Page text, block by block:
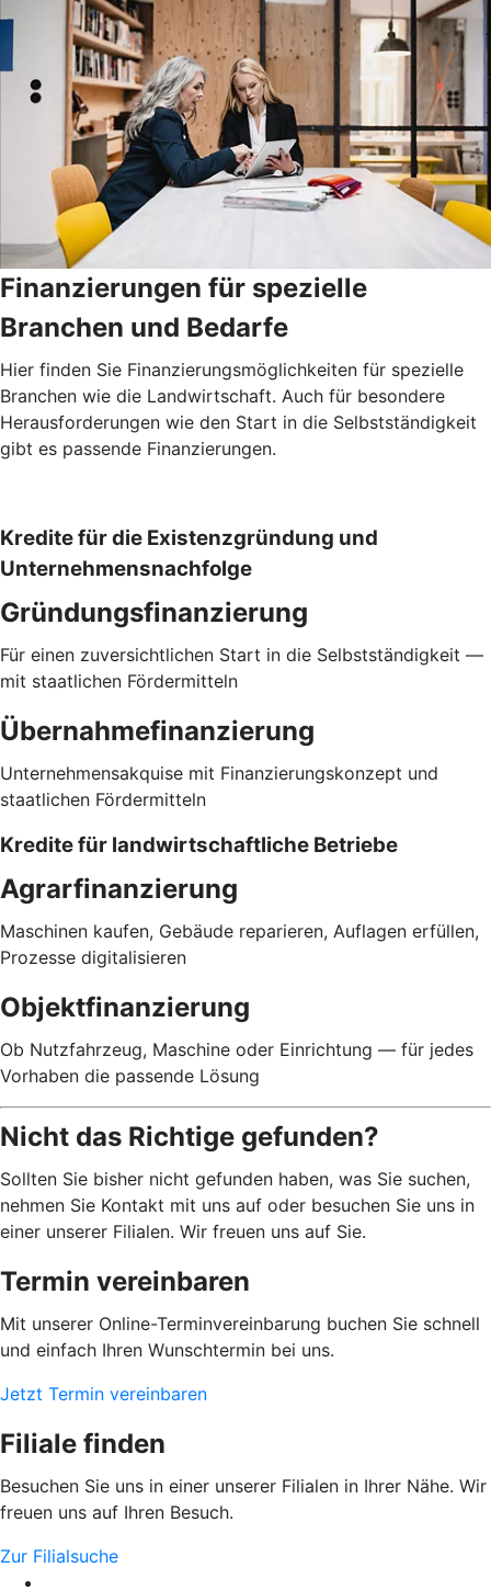
Finanzierungen für spezielle
Branchen und Bedarfe
Hier finden Sie Finanzierungsmöglichkeiten für spezielle
Branchen wie die Landwirtschaft. Auch für besondere
Herausforderungen wie den Start in die Selbstständigkeit
gibt es passende Finanzierungen.
Kredite für die Existenzgründung und
Unternehmensnachfolge
Gründungsfinanzierung
Für einen zuversichtlichen Start in die Selbstständigkeit —
mit staatlichen Fördermitteln
Übernahmefinanzierung
Unternehmensakquise mit Finanzierungskonzept und
staatlichen Fördermitteln
Kredite für landwirtschaftliche Betriebe
Agrarfinanzierung
Maschinen kaufen, Gebäude reparieren, Auflagen erfüllen,
Prozesse digitalisieren
Objektfinanzierung
Ob Nutzfahrzeug, Maschine oder Einrichtung — für jedes
Vorhaben die passende Lösung
Nicht das Richtige gefunden?
Sollten Sie bisher nicht gefunden haben, was Sie suchen,
nehmen Sie Kontakt mit uns auf oder besuchen Sie uns in
einer unserer Filialen. Wir freuen uns auf Sie.
Termin vereinbaren
Mit unserer Online-Terminvereinbarung buchen Sie schnell
und einfach Ihren Wunschtermin bei uns.
Jetzt Termin vereinbaren
Filiale finden
Besuchen Sie uns in einer unserer Filialen in Ihrer Nähe. Wir
freuen uns auf Ihren Besuch.
Zur Filialsuche